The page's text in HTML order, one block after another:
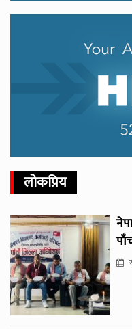
लोकप्रिय